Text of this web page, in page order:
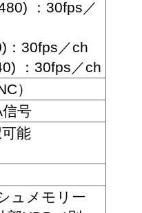
：30fps／
：30fps／ch
：30fps／ch
）
号
能
ュメモリー